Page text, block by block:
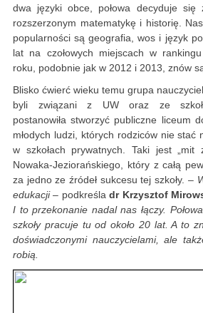
dwa języki obce, połowa decyduje się
rozszerzonym matematykę i historię.
popularności są geografia, wos i język
lat na czołowych miejscach w
roku, podobnie jak w 2012 i 2013, znów
Blisko ćwierć wieku temu grupa
byli związani z UW oraz ze
postanowiła stworzyć publiczne liceum
młodych ludzi, których rodziców nie stać
w szkołach prywatnych. Taki jest „mit
Nowaka-Jeziorańskiego, który z całą
za jedno ze źródeł sukcesu tej szkoły. –
edukacji– podkreśladr Krzysztof
I to przekonanie nadal nas łączy.
szkoły pracuje tu od około 20 lat. A to
doświadczonymi nauczycielami, ale
robią.